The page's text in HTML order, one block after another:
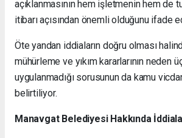
açıklanmasının hem işletmenin hem de
itibarı açısından önemli olduğunu ifade
Öte yandan iddiaların doğru olması
mühürleme ve yıkım kararlarının neden
uygulanmadığı sorusunun da kamu
belirtiliyor.
Manavgat Belediyesi Hakkında